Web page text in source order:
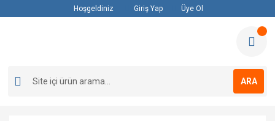
Hoşgeldiniz Giriş Yap Üye Ol
ARA